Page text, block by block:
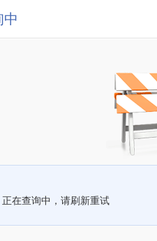
中
正在查询中，请刷新重试